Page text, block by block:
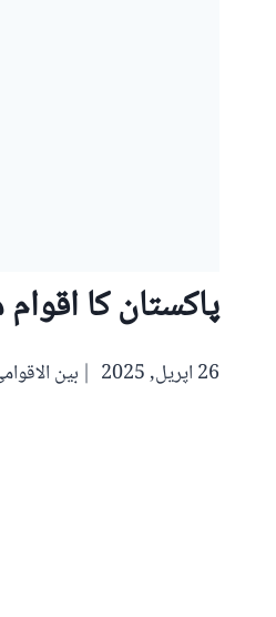
پاکستان کا
26 اپریل, 2025 بین